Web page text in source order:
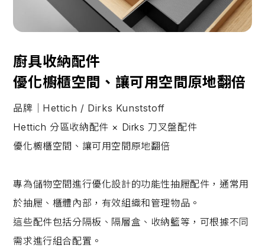
廚具收納配件
優化櫥櫃空間、讓可用空間原地翻倍
品牌｜Hettich / Dirks Kunststoff
Hettich 分區收納配件 × Dirks 刀叉盤配件
優化櫥櫃空間、讓可用空間原地翻倍
專為儲物空間進行優化設計的功能性抽屜配件，通常用
於抽屜、櫃體內部，有效組織和管理物品。
這些配件包括分隔板、隔層盒、收納籃等，可根據不同
需求進行組合配置。